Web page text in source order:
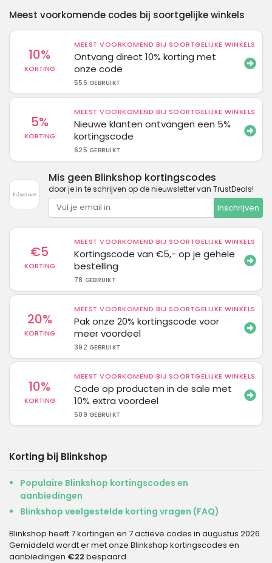
Meest voorkomende codes bij soortgelijke winkels
10%
KORTING
MEEST VOORKOMEND BIJ SOORTGELIJKE WINKELS
Ontvang direct 10% korting met
onze code
556 GEBRUIKT
5%
KORTING
MEEST VOORKOMEND BIJ SOORTGELIJKE WINKELS
Nieuwe klanten ontvangen een 5%
kortingscode
625 GEBRUIKT
Mis geen Blinkshop kortingscodes
door je in te schrijven op de nieuwsletter van TrustDeals!
Inschrijven
€5
KORTING
MEEST VOORKOMEND BIJ SOORTGELIJKE WINKELS
Kortingscode van €5,- op je gehele
bestelling
78 GEBRUIKT
20%
KORTING
MEEST VOORKOMEND BIJ SOORTGELIJKE WINKELS
Pak onze 20% kortingscode voor
meer voordeel
392 GEBRUIKT
10%
KORTING
MEEST VOORKOMEND BIJ SOORTGELIJKE WINKELS
Code op producten in de sale met
10% extra voordeel
509 GEBRUIKT
Korting bij Blinkshop
Populaire Blinkshop kortingscodes en
aanbiedingen
Blinkshop veelgestelde korting vragen (FAQ)
Blinkshop heeft 7 kortingen en 7 actieve codes in augustus 2026.
Gemiddeld wordt er met onze Blinkshop kortingscodes en
aanbiedingen €22 bespaard.